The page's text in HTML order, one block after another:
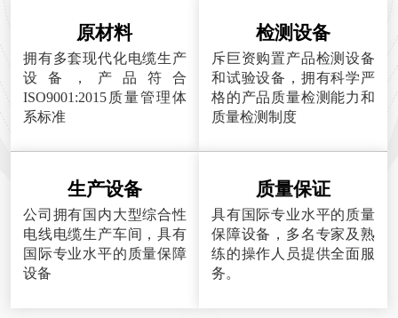
原材料
拥有多套现代化电缆生产
设备，产品符合
ISO9001:2015质量管理体
系标准
检测设备
斥巨资购置产品检测设备
和试验设备，拥有科学严
格的产品质量检测能力和
质量检测制度
生产设备
公司拥有国内大型综合性
电线电缆生产车间，具有
国际专业水平的质量保障
设备
质量保证
具有国际专业水平的质量
保障设备，多名专家及熟
练的操作人员提供全面服
务。